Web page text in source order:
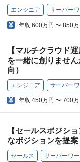
エンジニア サーバー
年収 600万円 〜 850万
【マルチクラウド
を一緒に創りませ
向）
エンジニア サーバー
年収 450万円 〜 700万
【セールスポジシ
なポジションを提案
セールス サーバーワ